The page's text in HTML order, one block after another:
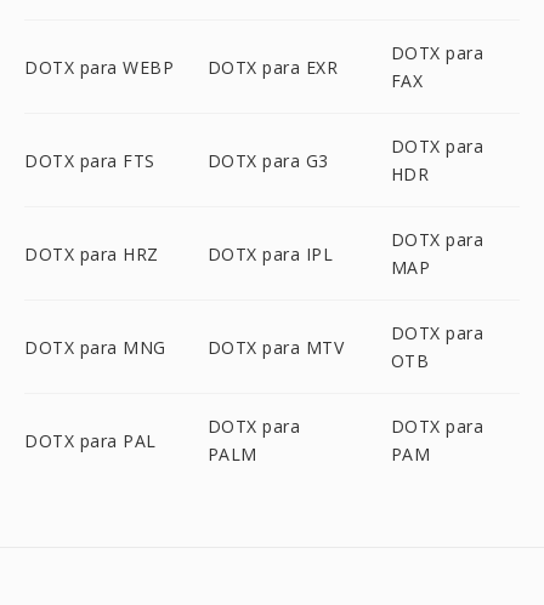
DOTX para WEBP DOTX para EXR
DOTX para
FAX
DOTX para FTS DOTX para G3
DOTX para
HDR
DOTX para HRZ DOTX para IPL
DOTX para
MAP
DOTX para MNG DOTX para MTV
DOTX para
OTB
DOTX para PAL
DOTX para
PALM
DOTX para
PAM